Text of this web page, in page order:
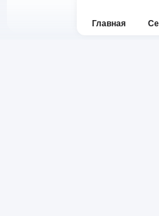
Главная